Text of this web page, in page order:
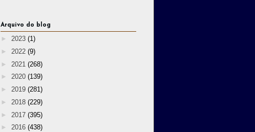
Arquivo do blog
► 2023 (1)
► 2022 (9)
► 2021 (268)
► 2020 (139)
► 2019 (281)
► 2018 (229)
► 2017 (395)
► 2016 (438)